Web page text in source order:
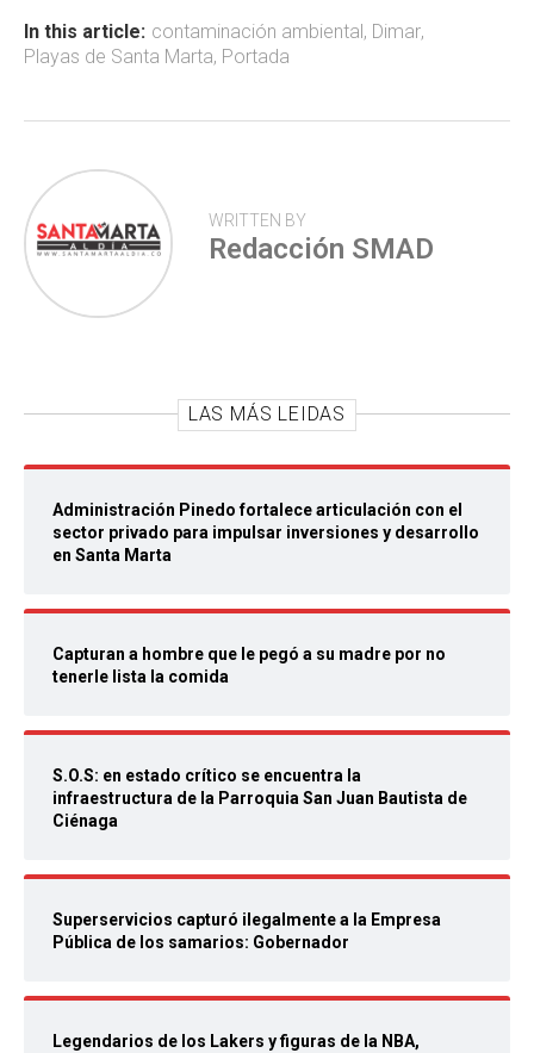
ok p
p
tir
In this article: contaminación ambiental , Dimar,
Playas de Santa Marta, Portada
WRITTEN BY
Redacción SMAD
LAS MÁS LEIDAS
Administración Pinedo fortalece articulación con el
sector privado para impulsar inversiones y desarrollo
en Santa Marta
Capturan a hombre que le pegó a su madre por no
tenerle lista la comida
S.O.S: en estado crítico se encuentra la
infraestructura de la Parroquia San Juan Bautista de
Ciénaga
Superservicios capturó ilegalmente a la Empresa
Pública de los samarios: Gobernador
Legendarios de los Lakers y figuras de la NBA,